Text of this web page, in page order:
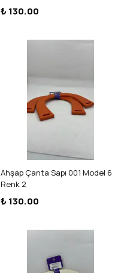
₺ 130.00
Ahşap Çanta Sapı 001 Model 6
Renk 2
₺ 130.00